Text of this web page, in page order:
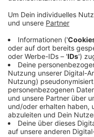
Liebstein.
Veröffentlicht:Dienstag,
Anzeige
Er wohnte in einem
war politisch
Regionalrats. Er starb
Schüsse der
bpb heißt es, dass